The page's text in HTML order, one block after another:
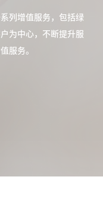
列增值服务，包括绿
为中心，不断提升服
服务。